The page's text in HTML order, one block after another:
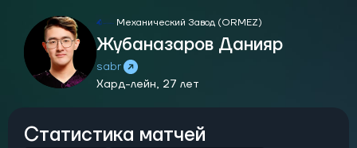
Механический Завод (ORMEZ)
Жубаназаров Данияр
sabr
Хард-лейн, 27 лет
Статистика матчей